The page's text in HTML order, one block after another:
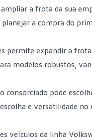
a frota da sua
a compra do
permite expandir a
modelos robustos,
pode
e versatilidade
veículos da linha